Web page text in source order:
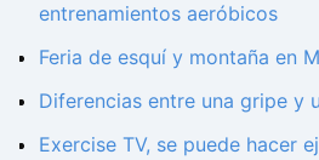
entrenamientos aeróbicos
Feria de esquí y montaña en
Diferencias entre una gripe y
Exercise TV, se puede hacer